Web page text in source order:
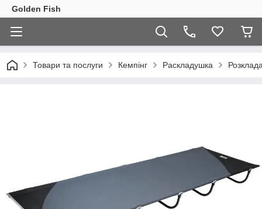
Golden Fish
Товари та послуги Кемпінг Раскладушка